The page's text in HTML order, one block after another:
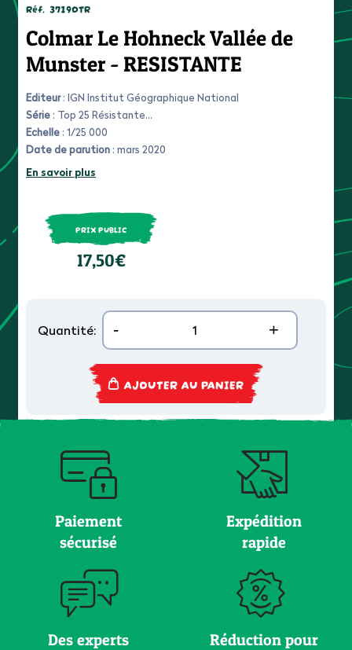
Réf. 3719OTR
Colmar Le Hohneck Vallée de
Munster - RESISTANTE
Editeur: IGN Institut Géographique National
Série : Top 25 Résistante
Echelle : 1/25 000
Date de parution : mars 2020
En savoir plus
PRIX PUBLIC
17,50€
Quantité: - +
AJOUTER AU PANIER
Paiement
sécurisé
Expédition
rapide
Des experts
Réduction pour